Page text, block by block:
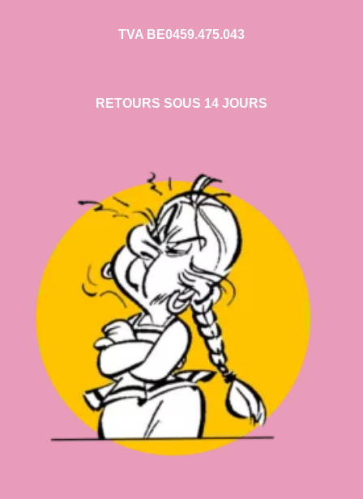
TVA BE0459.475.043
RETOURS SOUS 14 JOURS